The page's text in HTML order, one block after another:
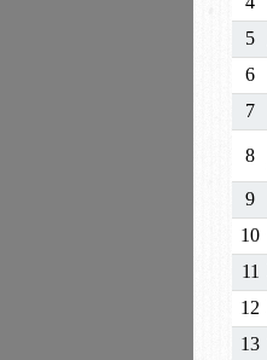
5
6
7
8
9
10
11
12
13